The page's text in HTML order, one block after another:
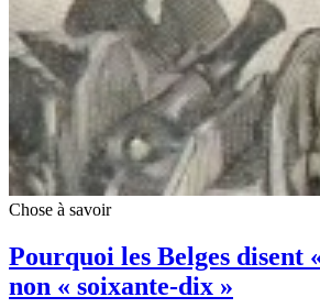
Chose à savoir
Pourquoi les Belges disent
non « soixante-dix »